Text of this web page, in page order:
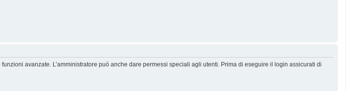
avanzate. L’amministratore può anche dare permessi speciali agli utenti. Prima di eseguire il login assicurati di